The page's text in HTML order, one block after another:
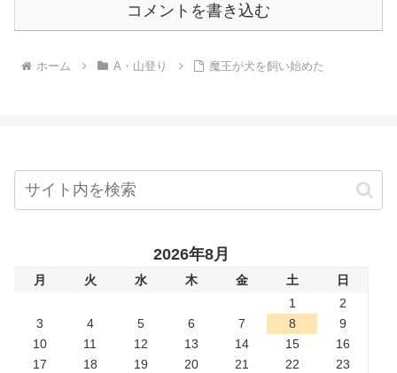
コメントを書き込む
ホーム A・山登り 魔王が犬を飼い始めた
2026年8月
月 火 水 木 金 土
日
1
2
3
4 5 6 7 8
9
10
11 12 13 14 15
16
17
18 19 20 21 22
23